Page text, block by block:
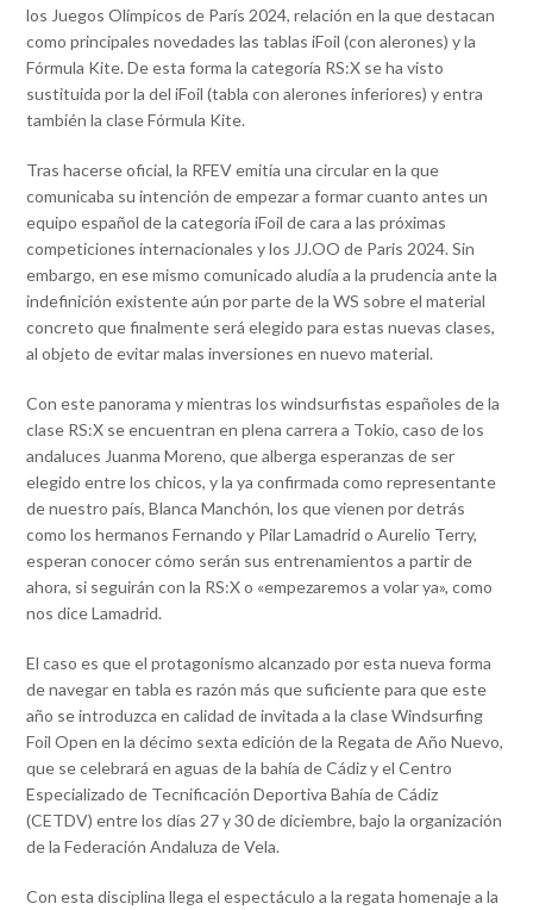
los Juegos Olímpicos de París 2024, relación en la que destacan
como principales novedades las tablas iFoil (con alerones) y la
Fórmula Kite. De esta forma la categoría RS:X se ha visto
sustituida por la del iFoil (tabla con alerones inferiores) y entra
también la clase Fórmula Kite.
Tras hacerse oficial, la RFEV emitía una circular en la que
comunicaba su intención de empezar a formar cuanto antes un
equipo español de la categoría iFoil de cara a las próximas
competiciones internacionales y los JJ.OO de Paris 2024. Sin
embargo, en ese mismo comunicado aludía a la prudencia ante la
indefinición existente aún por parte de la WS sobre el material
concreto que finalmente será elegido para estas nuevas clases,
al objeto de evitar malas inversiones en nuevo material.
Con este panorama y mientras los windsurfistas españoles de la
clase RS:X se encuentran en plena carrera a Tokio, caso de los
andaluces Juanma Moreno, que alberga esperanzas de ser
elegido entre los chicos, y la ya confirmada como representante
de nuestro país, Blanca Manchón, los que vienen por detrás
como los hermanos Fernando y Pilar Lamadrid o Aurelio Terry,
esperan conocer cómo serán sus entrenamientos a partir de
ahora, si seguirán con la RS:X o «empezaremos a volar ya», como
nos dice Lamadrid.
El caso es que el protagonismo alcanzado por esta nueva forma
de navegar en tabla es razón más que suficiente para que este
año se introduzca en calidad de invitada a la clase Windsurfing
Foil Open en la décimo sexta edición de la Regata de Año Nuevo,
que se celebrará en aguas de la bahía de Cádiz y el Centro
Especializado de Tecnificación Deportiva Bahía de Cádiz
(CETDV) entre los días 27 y 30 de diciembre, bajo la organización
de la Federación Andaluza de Vela.
Con esta disciplina llega el espectáculo a la regata homenaje a la